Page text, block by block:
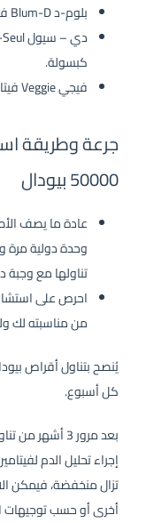
بلوم-د Blum-D فيتامين د3 50000 وحدة دولية 20 قرص.
كبسولة.
فيجي Veggie فيتامين د3 50000 وحدة دولية 20 كبسولة.
جرعة وطريقة
50000 بيودال
تناولها مع وجبة
احرص على
من مناسبته لك
كل أسبوع.
أخرى أو حسب توجيهات